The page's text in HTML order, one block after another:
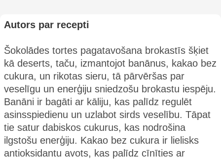
Autors par recepti
Šokolādes tortes pagatavošana brokastīs šķiet
kā deserts, taču, izmantojot banānus, kakao bez
cukura, un rikotas sieru, tā pārvēršas par
veselīgu un enerģiju sniedzošu brokastu iespēju.
Banāni ir bagāti ar kāliju, kas palīdz regulēt
asinsspiedienu un uzlabot sirds veselību. Tāpat
tie satur dabiskos cukurus, kas nodrošina
ilgstošu enerģiju. Kakao bez cukura ir lielisks
antioksidantu avots, kas palīdz cīnīties ar